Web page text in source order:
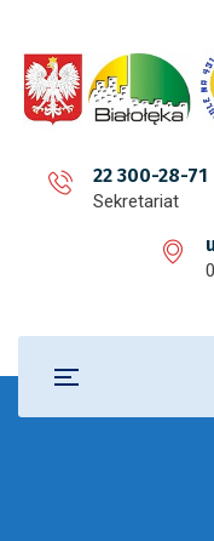
22 300-28-71
Sekretariat